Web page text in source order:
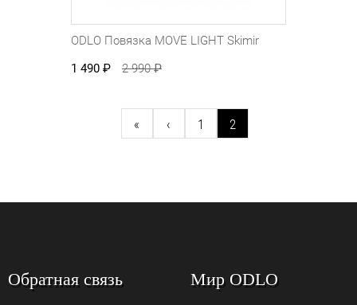
ODLO Повязка MOVE LIGHT Skimir
1 490 ₽ 2 990₽
« ‹ 1 2
Обратная связь Мир ODLO